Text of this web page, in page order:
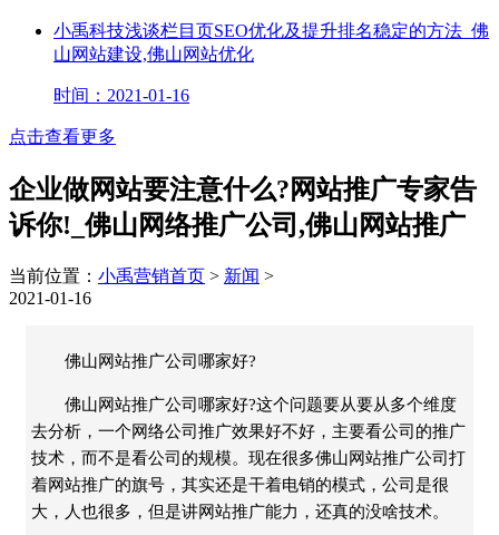
小禹科技浅谈栏目页SEO优化及提升排名稳定的方法_佛
山网站建设,佛山网站优化
时间：2021-01-16
点击查看更多
企业做网站要注意什么?网站推广专家告
诉你!_佛山网络推广公司,佛山网站推广
当前位置： 小禹营销首页 > 新闻 >
2021-01-16
佛山网站推广公司哪家好?
佛山网站推广公司哪家好?这个问题要从要从多个维度
去分析，一个网络公司推广效果好不好，主要看公司的推广
技术，而不是看公司的规模。现在很多佛山网站推广公司打
着网站推广的旗号，其实还是干着电销的模式，公司是很
大，人也很多，但是讲网站推广能力，还真的没啥技术。